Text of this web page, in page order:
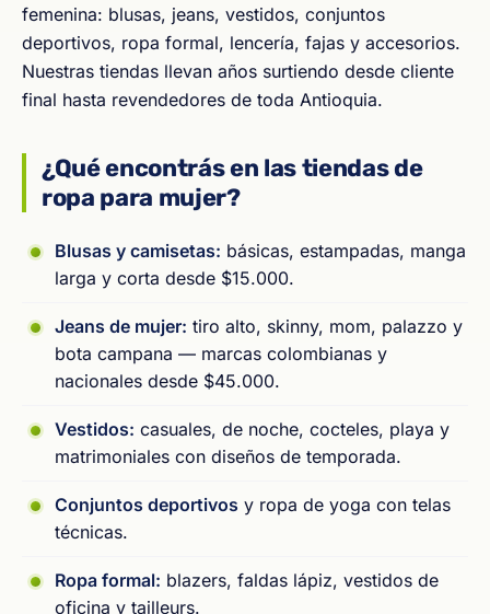
femenina: blusas, jeans, vestidos, conjuntos
deportivos, ropa formal, lencería, fajas y accesorios.
Nuestras tiendas llevan años surtiendo desde cliente
final hasta revendedores de toda Antioquia.
¿Qué encontrás en las tiendas de
ropa para mujer?
Blusas y camisetas: básicas, estampadas, manga
larga y corta desde $15.000.
Jeans de mujer: tiro alto, skinny, mom, palazzo y
bota campana — marcas colombianas y
nacionales desde $45.000.
Vestidos: casuales, de noche, cocteles, playa y
matrimoniales con diseños de temporada.
Conjuntos deportivos y ropa de yoga con telas
técnicas.
Ropa formal: blazers, faldas lápiz, vestidos de
oficina y tailleurs.